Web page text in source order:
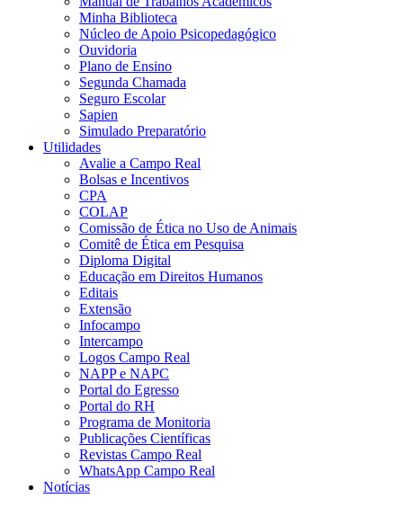
Minha Biblioteca
Núcleo de Apoio Psicopedagógico
Ouvidoria
Plano de Ensino
Segunda Chamada
Seguro Escolar
Sapien
Simulado Preparatório
Utilidades
Avalie a Campo Real
Bolsas e Incentivos
CPA
COLAP
Comissão de Ética no Uso de Animais
Comitê de Ética em Pesquisa
Diploma Digital
Educação em Direitos Humanos
Editais
Extensão
Infocampo
Intercampo
Logos Campo Real
NAPP e NAPC
Portal do Egresso
Portal do RH
Programa de Monitoria
Publicações Científicas
Revistas Campo Real
WhatsApp Campo Real
Notícias